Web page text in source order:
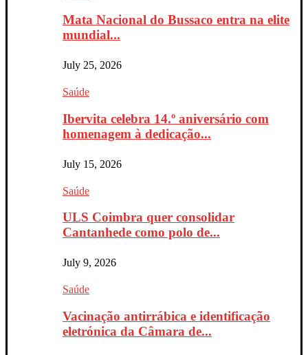
Mata Nacional do Bussaco entra na elite
mundial...
July 25, 2026
Saúde
Ibervita celebra 14.º aniversário com
homenagem à dedicação...
July 15, 2026
Saúde
ULS Coimbra quer consolidar
Cantanhede como polo de...
July 9, 2026
Saúde
Vacinação antirrábica e identificação
eletrónica da Câmara de...